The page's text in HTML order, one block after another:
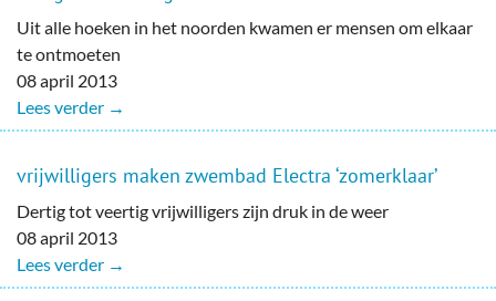
Uit alle hoeken in het noorden kwamen er mensen om elkaar
te ontmoeten
08 april 2013
Lees verder →
vrijwilligers maken zwembad Electra ‘zomerklaar’
Dertig tot veertig vrijwilligers zijn druk in de weer
08 april 2013
Lees verder →